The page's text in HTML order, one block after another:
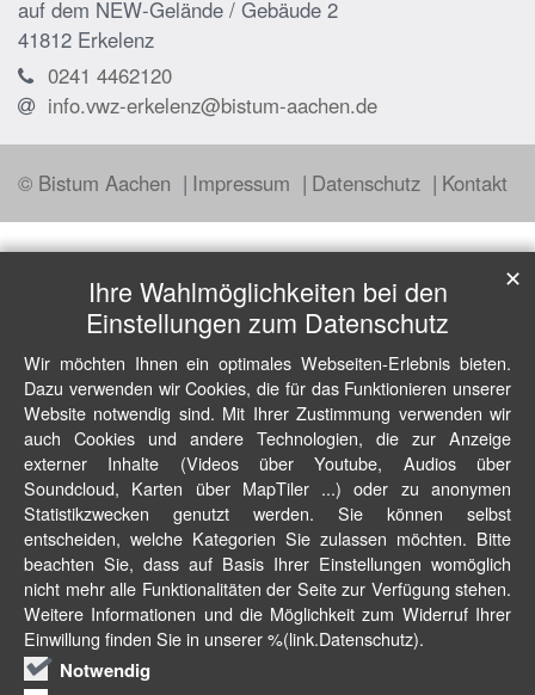
auf dem NEW-Gelände / Gebäude 2
41812 Erkelenz
0241 4462120
info.vwz-erkelenz@bistum-aachen.de
© Bistum Aachen Impressum Datenschutz Kontakt
Ihre Wahlmöglichkeiten bei den
Einstellungen zum Datenschutz
Wir möchten Ihnen ein optimales Webseiten-Erlebnis bieten.
Dazu verwenden wir Cookies, die für das Funktionieren unserer
Website notwendig sind. Mit Ihrer Zustimmung verwenden wir
auch Cookies und andere Technologien, die zur Anzeige
externer Inhalte (Videos über Youtube, Audios über
Soundcloud, Karten über MapTiler ...) oder zu anonymen
Statistikzwecken genutzt werden. Sie können selbst
entscheiden, welche Kategorien Sie zulassen möchten. Bitte
beachten Sie, dass auf Basis Ihrer Einstellungen womöglich
nicht mehr alle Funktionalitäten der Seite zur Verfügung stehen.
Weitere Informationen und die Möglichkeit zum Widerruf Ihrer
Einwillung finden Sie in unserer %(link.Datenschutz).
Notwendig
✕